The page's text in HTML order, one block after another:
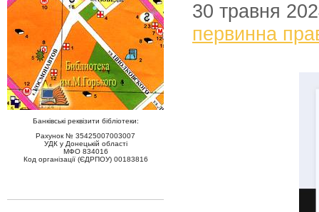
Банківські реквізити бібліотеки:
Рахунок № 35425007003007
УДК у Донецькій області
МФО 834016
Код організації (ЄДРПОУ) 00183816
30 травня
первинна